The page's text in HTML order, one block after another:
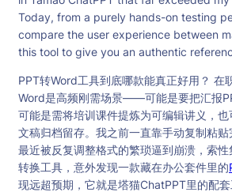
Today, from a purely hands-on testing
compare the user experience between
this tool to give you an authentic
PPT转Word工具到底哪款能真正好用？ 在
Word是高频刚需场景——可能是要把汇报
可能是需将培训课件提炼为可编辑讲义，
文稿归档留存。我之前一直靠手动复制粘
最近被反复调整格式的繁琐逼到崩溃，索
转换工具，意外发现一款藏在办公套件里的
现远超预期，它就是塔猫ChatPPT里的配